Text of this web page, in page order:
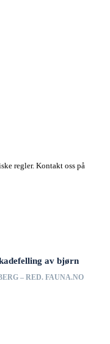
regler. Kontakt oss på
av bjørn
– RED. FAUNA.NO